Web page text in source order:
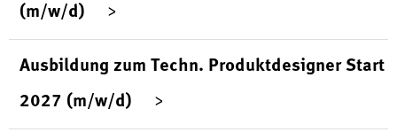
(m/w/d)
Ausbildung zum Techn. Produktdesigner Start
2027 (m/w/d)